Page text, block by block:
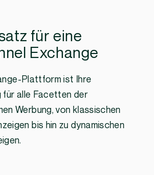
für eine
Exchange
Plattform ist Ihre
für alle Facetten der
Werbung, von klassischen
bis hin zu dynamischen